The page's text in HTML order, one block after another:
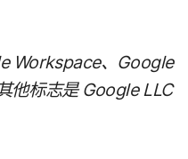
Workspace、 Google
他​标志​是Google LLC